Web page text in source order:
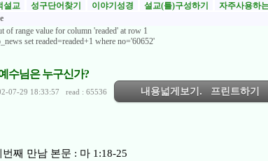
설교 성구단어찾기 이야기성경 설교(틀)구성하기 자주사용하
of range value for column 'readed' at row 1
set readed=readed+1 where no='60652'
수님은 누구신가?
07-29 18:33:57 read : 65536 내용넓게보기. 프린트하기
번째 만남 본문 : 마 1:18-25